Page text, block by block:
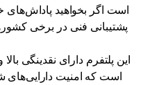
است اگر بخواهید پاداش‌های
پشتیبانی فنی در برخی
است که امنیت دارایی‌های